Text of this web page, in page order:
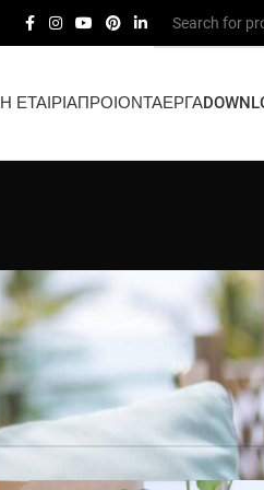
Η ΕΤΑΙΡΙΑΠΡΟΙΟΝΤΑΕΡΓΑ